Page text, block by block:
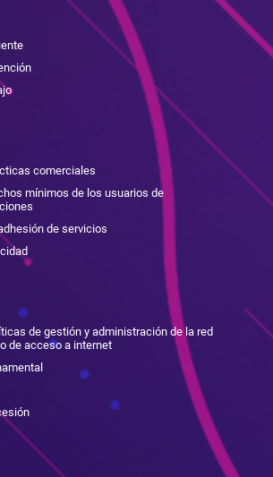
comerciales
mínimos de los usuarios de
de servicios
de gestión y administración de la red
de acceso a internet